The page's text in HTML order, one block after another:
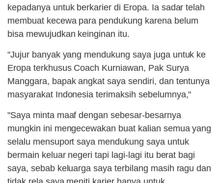
kepadanya untuk berkarier di Eropa. Ia sadar telah
membuat kecewa para pendukung karena belum
bisa mewujudkan keinginan itu.
"Jujur banyak yang mendukung saya juga untuk ke
Eropa terkhusus Coach Kurniawan, Pak Surya
Manggara, bapak angkat saya sendiri, dan tentunya
masyarakat Indonesia terimaksih sebelumnya,"
"Saya minta maaf dengan sebesar-besarnya
mungkin ini mengecewakan buat kalian semua yang
selalu mensuport saya mendukung saya untuk
bermain keluar negeri tapi lagi-lagi itu berat bagi
saya, sebab keluarga saya terbilang masih ragu dan